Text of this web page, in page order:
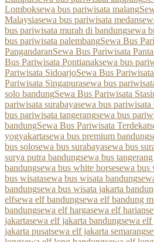
Lomboksewa bus pariwisata malang
Malaysiasewa bus pariwisata medan
bus pariwisata murah di bandungsewa
bus pariwisata palembangSewa Bus
PangandaranSewa Bus Pariwisata
Bus Pariwisata Pontianaksewa bus
Pariwisata SidoarjoSewa Bus
Pariwisata Singapurasewa bus
solo bandungSewa Bus Pariwisata
pariwisata surabayasewa bus
bus pariwisata tangerangsewa bus
bandungSewa Bus Pariwisata Terdekat
yogyakartasewa bus premium bandung
bus solosewa bus surabayasewa bus
surya putra bandungsewa bus
bandungsewa bus white horsesewa bus
bus wisatasewa bus wisata bandung
bandungsewa bus wisata jakarta
elfsewa elf bandungsewa elf bandung
bandungsewa elf hargasewa elf harian
jakartasewa elf jakarta bandungsewa elf
jakarta pusatsewa elf jakarta semarang